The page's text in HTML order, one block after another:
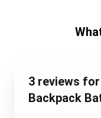
3 reviews
Backpack